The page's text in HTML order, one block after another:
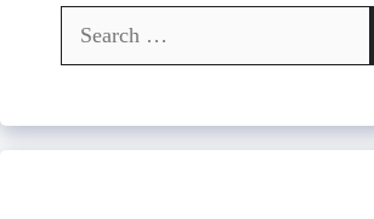
Search
for: